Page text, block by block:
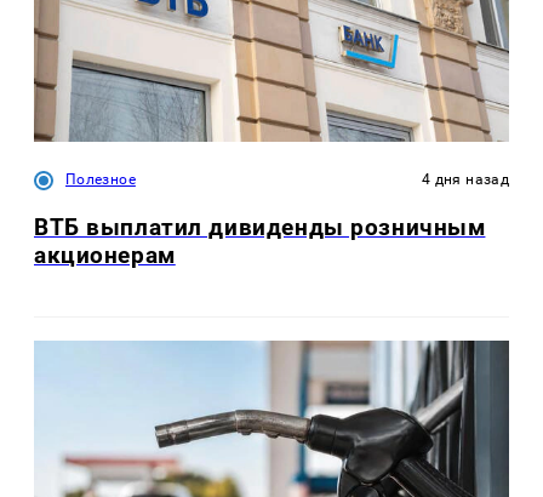
Полезное 4 дня назад
ВТБ выплатил дивиденды розничным
акционерам